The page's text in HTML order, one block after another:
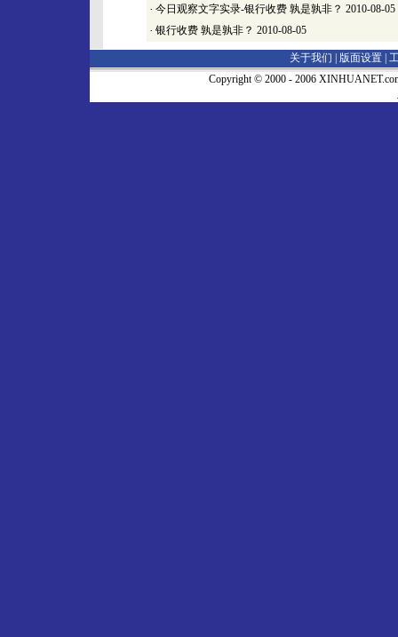
· 今日观察文字实录-银行收费 孰是孰非？ 2010-08-05
· 银行收费 孰是孰非？ 2010-08-05
关于我们 | 版面设置
Copyright © 2000 - 2006